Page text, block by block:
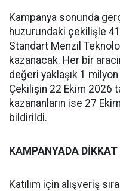
Kampanya sonunda
huzurundaki çekilişle
Standart Menzil
kazanacak. Her bir
değeri yaklaşık 1
Çekilişin 22 Ekim 2026
kazananların ise 27
bildirildi.
KAMPANYADA
Katılım için alışveriş